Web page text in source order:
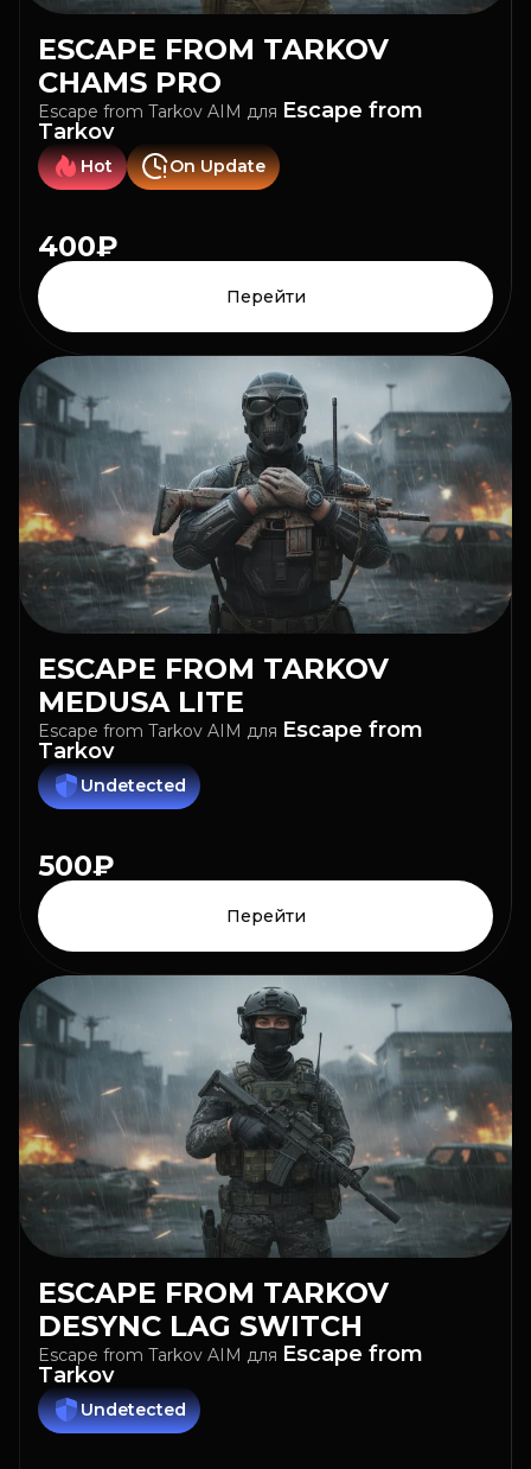
ESCAPE FROM TARKOV
CHAMS PRO
Escape from Tarkov AIM для Escape from
Tarkov
Hot On Update
400₽
Перейти
ESCAPE FROM TARKOV
MEDUSA LITE
Escape from Tarkov AIM для Escape from
Tarkov
Undetected
500₽
Перейти
ESCAPE FROM TARKOV
DESYNC LAG SWITCH
Escape from Tarkov AIM для Escape from
Tarkov
Undetected